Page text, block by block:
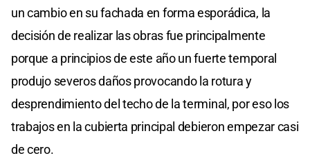
un cambio en su fachada en forma esporádica, la
decisión de realizar las obras fue principalmente
porque a principios de este año un fuerte temporal
produjo severos daños provocando la rotura y
desprendimiento del techo de la terminal, por eso los
trabajos en la cubierta principal debieron empezar casi
de cero.